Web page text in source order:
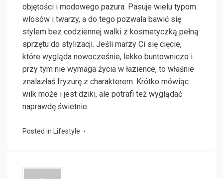
objętości i modowego pazura. Pasuje wielu typom
włosów i twarzy, a do tego pozwala bawić się
stylem bez codziennej walki z kosmetyczką pełną
sprzętu do stylizacji. Jeśli marzy Ci się cięcie,
które wygląda nowocześnie, lekko buntowniczo i
przy tym nie wymaga życia w łazience, to właśnie
znalazłaś fryzurę z charakterem. Krótko mówiąc:
wilk może i jest dziki, ale potrafi też wyglądać
naprawdę świetnie.
Posted in Lifestyle